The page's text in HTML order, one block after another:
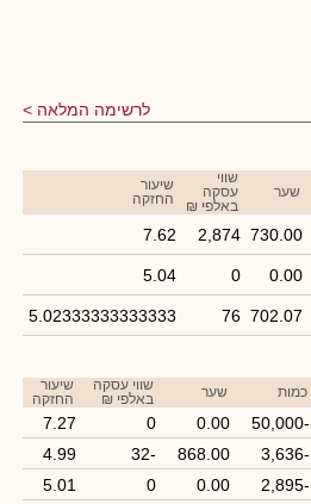
לרשימה המלאה
שער
שווי
עסקה
באלפי ₪
שיעור
החזקה
730.00
2,874
7.62
0.00
0
5.04
702.07
76
5.02333333333333
כמות שער
שווי עסקה
באלפי ₪
שיעור
החזקה
-50,000
0.00
0
7.27
-3,636
868.00
-32
4.99
-2,895
0.00
0
5.01